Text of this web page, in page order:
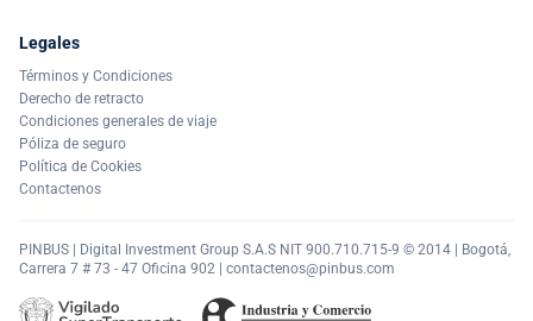
Legales
Términos y Condiciones
Derecho de retracto
Condiciones generales de viaje
Póliza de seguro
Política de Cookies
Contactenos
PINBUS | Digital Investment Group S.A.S NIT 900.710.715-9 © 2014 | Bogotá,
Carrera 7 # 73 - 47 Oficina 902 | contactenos@pinbus.com